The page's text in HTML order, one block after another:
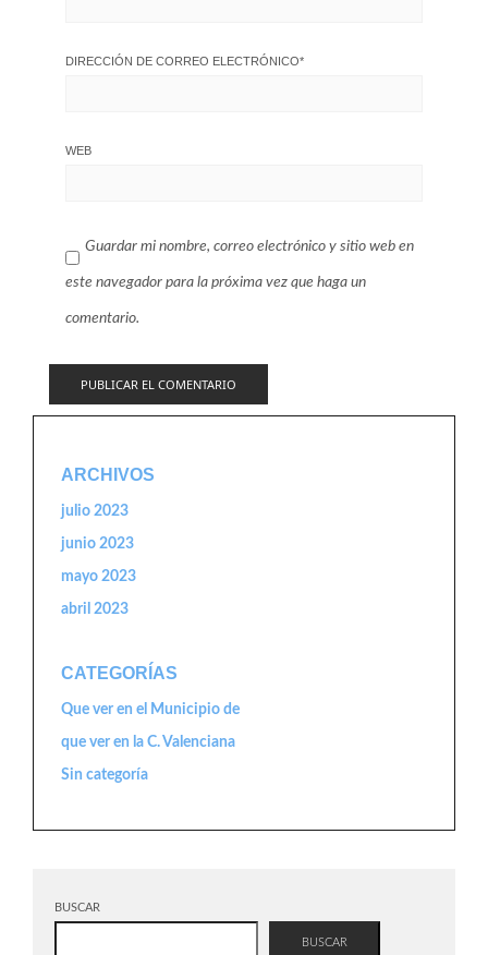
DIRECCIÓN DE CORREO ELECTRÓNICO*
WEB
Guardar mi nombre, correo electrónico y sitio web en
este navegador para la próxima vez que haga un
comentario.
ARCHIVOS
julio 2023
junio 2023
mayo 2023
abril 2023
CATEGORÍAS
Que ver en el Municipio de
que ver en la C. Valenciana
Sin categoría
BUSCAR
BUSCAR